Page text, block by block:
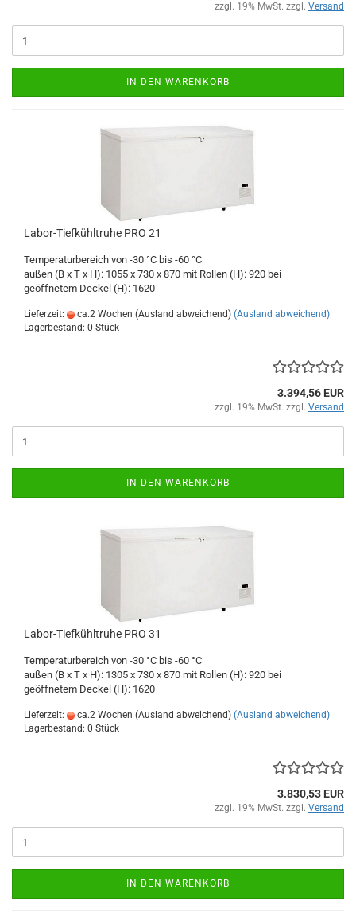
zzgl. 19% MwSt. zzgl. Versand
IN DEN WARENKORB
Labor-Tiefkühltruhe PRO 21
Temperaturbereich von -30 °C bis -60 °C
außen (B x T x H): 1055 x 730 x 870 mit Rollen (H): 920 bei
geöffnetem Deckel (H): 1620
Lieferzeit: ca.2 Wochen (Ausland abweichend) (Ausland abweichend)
Lagerbestand: 0 Stück
3.394,56 EUR
zzgl. 19% MwSt. zzgl. Versand
IN DEN WARENKORB
Labor-Tiefkühltruhe PRO 31
Temperaturbereich von -30 °C bis -60 °C
außen (B x T x H): 1305 x 730 x 870 mit Rollen (H): 920 bei
geöffnetem Deckel (H): 1620
Lieferzeit: ca.2 Wochen (Ausland abweichend) (Ausland abweichend)
Lagerbestand: 0 Stück
3.830,53 EUR
zzgl. 19% MwSt. zzgl. Versand
IN DEN WARENKORB